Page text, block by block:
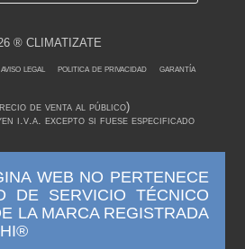
® CLIMATIZATE
aviso legal politica de privacidad garantía
de venta al público)
i.v.a. excepto si fuese especificado
WEB NO PERTENECE
DE SERVICIO TÉCNICO
LA MARCA REGISTRADA